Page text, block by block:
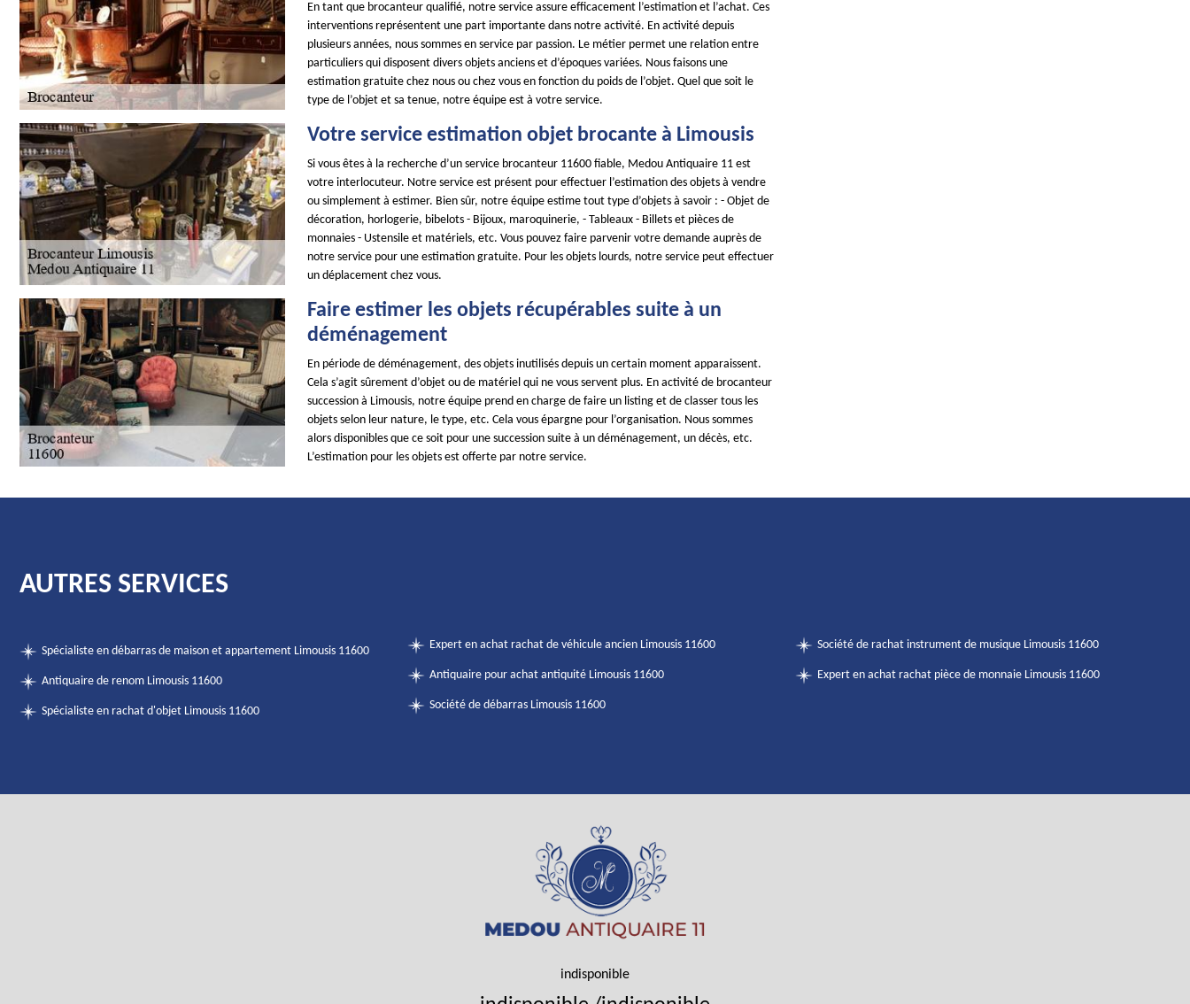
En tant que brocanteur qualifié, notre service assure efficacement l’estimation et l’achat. Ces
interventions représentent une part importante dans notre activité. En activité depuis
plusieurs années, nous sommes en service par passion. Le métier permet une relation entre
particuliers qui disposent divers objets anciens et d’époques variées. Nous faisons une
estimation gratuite chez nous ou chez vous en fonction du poids de l’objet. Quel que soit le
type de l’objet et sa tenue, notre équipe est à votre service.
Votre service estimation objet brocante à Limousis
Si vous êtes à la recherche d’un service brocanteur 11600 fiable, Medou Antiquaire 11 est
votre interlocuteur. Notre service est présent pour effectuer l’estimation des objets à vendre
ou simplement à estimer. Bien sûr, notre équipe estime tout type d’objets à savoir : - Objet de
décoration, horlogerie, bibelots - Bijoux, maroquinerie, - Tableaux - Billets et pièces de
monnaies - Ustensile et matériels, etc. Vous pouvez faire parvenir votre demande auprès de
notre service pour une estimation gratuite. Pour les objets lourds, notre service peut effectuer
un déplacement chez vous.
Faire estimer les objets récupérables suite à un
déménagement
En période de déménagement, des objets inutilisés depuis un certain moment apparaissent.
Cela s’agit sûrement d’objet ou de matériel qui ne vous servent plus. En activité de brocanteur
succession à Limousis, notre équipe prend en charge de faire un listing et de classer tous les
objets selon leur nature, le type, etc. Cela vous épargne pour l’organisation. Nous sommes
alors disponibles que ce soit pour une succession suite à un déménagement, un décès, etc.
L’estimation pour les objets est offerte par notre service.
AUTRES SERVICES
Spécialiste en débarras de maison et appartement Limousis 11600
Antiquaire de renom Limousis 11600
Spécialiste en rachat d'objet Limousis 11600
Expert en achat rachat de véhicule ancien Limousis 11600
Antiquaire pour achat antiquité Limousis 11600
Société de débarras Limousis 11600
Société de rachat instrument de musique Limousis 11600
Expert en achat rachat pièce de monnaie Limousis 11600
indisponible